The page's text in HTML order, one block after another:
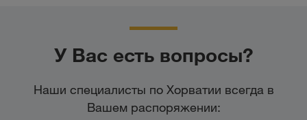
У Вас есть вопросы?
Наши специалисты по Хорватии всегда в
Вашем распоряжении: